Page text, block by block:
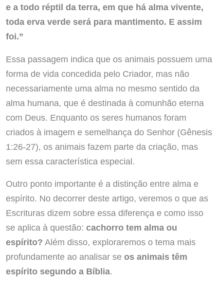
e a todo réptil da terra, em que há alma vivente,
toda erva verde será para mantimento. E assim
foi.”
Essa passagem indica que os animais possuem uma
forma de vida concedida pelo Criador, mas não
necessariamente uma alma no mesmo sentido da
alma humana, que é destinada à comunhão eterna
com Deus. Enquanto os seres humanos foram
criados à imagem e semelhança do Senhor (Gênesis
1:26-27), os animais fazem parte da criação, mas
sem essa característica especial.
Outro ponto importante é a distinção entre alma e
espírito. No decorrer deste artigo, veremos o que as
Escrituras dizem sobre essa diferença e como isso
se aplica à questão: cachorro tem alma ou
espírito? Além disso, exploraremos o tema mais
profundamente ao analisar se os animais têm
espírito segundo a Bíblia.